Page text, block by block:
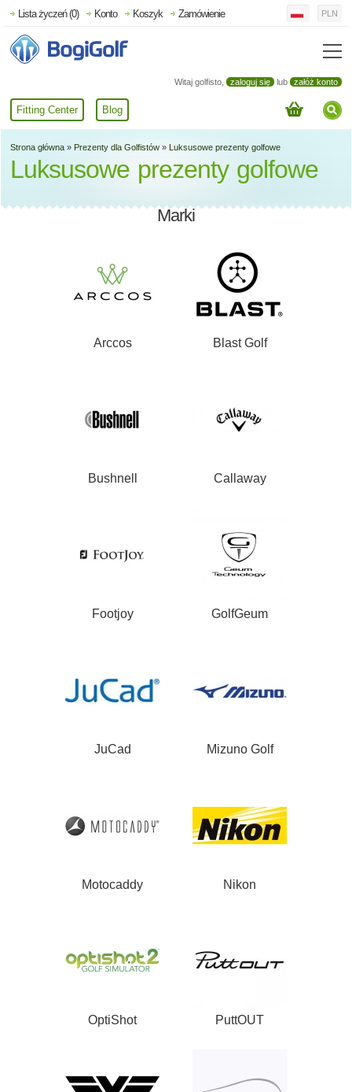
Witaj golfisto, zaloguj się lub załóż konto
Fitting Center Blog
Lista życzeń (0) Konto Koszyk Zamówienie PLN
Strona główna » Prezenty dla Golfistów » Luksusowe prezenty golfowe
Luksusowe prezenty golfowe
Marki
Arccos Blast Golf
Bushnell Callaway
Footjoy GolfGeum
JuCad Mizuno Golf
Motocaddy Nikon
OptiShot PuttOUT